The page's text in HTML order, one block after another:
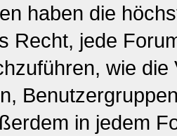
haben die
Recht, jede
wie
in jedem